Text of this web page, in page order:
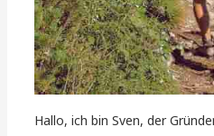
Hallo, ich bin Sven, der